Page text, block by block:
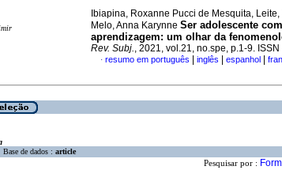
Ibiapina, Roxanne Pucci de Mesquita,
Melo, Anna Karynne Ser adolescente
aprendizagem: um olhar da
Rev. Subj., 2021, vol.21, no.spe, p.1-9.
· resumo em português inglês espanhol
Base de dados : article
Pesquisar por :